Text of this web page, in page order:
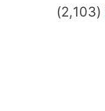
(2,103)